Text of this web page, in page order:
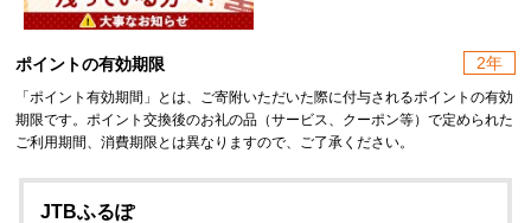
ポイントの有効期限 2年
「ポイント有効期間」とは、ご寄附いただいた際に付与されるポイントの有効
期限です。ポイント交換後のお礼の品（サービス、クーポン等）で定められた
ご利用期間、消費期限とは異なりますので、ご了承ください。
JTBふるぽ